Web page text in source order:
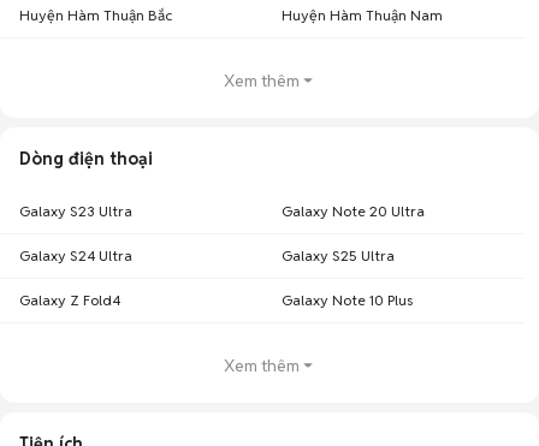
Huyện Hàm Thuận Bắc Huyện Hàm Thuận Nam
Xem thêm
Dòng điện thoại
Galaxy S23 Ultra Galaxy Note 20 Ultra
Galaxy S24 Ultra Galaxy S25 Ultra
Galaxy Z Fold4 Galaxy Note 10 Plus
Xem thêm